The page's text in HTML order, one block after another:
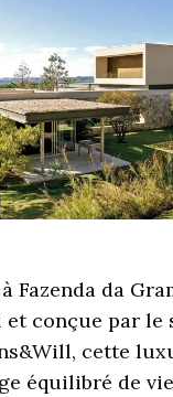
Fazenda da
et conçue par le
cette
équilibré de